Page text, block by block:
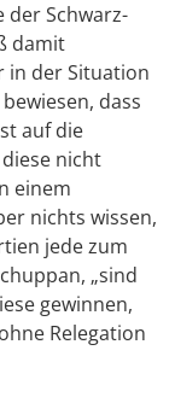
der Schwarz-
damit
in der Situation
dass
auf die
nicht
einem
nichts wissen,
jede zum
„sind
gewinnen,
Relegation